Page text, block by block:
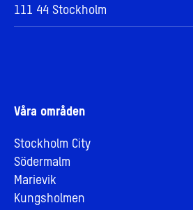
111 44 Stockholm
Våra områden
Stockholm City
Södermalm
Marievik
Kungsholmen